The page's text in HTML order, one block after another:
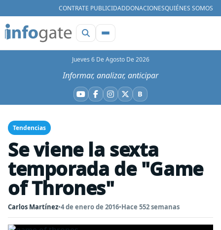
CONTRATE PUBLICIDADDONACIONESQUIÉNES SOMOS
Jueves 6 De Agosto De 2026
Informar, analizar, anticipar
YouTube
Facebook
Instagram
X BBluesky
Tendencias
Se viene la sexta
temporada de "Game
of Thrones"
Carlos Martínez•4 de enero de 2016•Hace 552 semanas